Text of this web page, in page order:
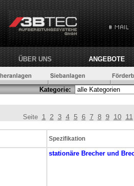
ÜBER UNS ANGEBOTE
Kategorie:
Seite 1 2 3 4 5 6 7 8 9 10 11
Spezifikation
stationäre Brecher und